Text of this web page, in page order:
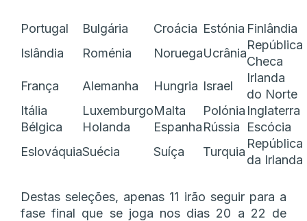
Portugal Bulgária Croácia Estónia Finlândia
Islândia
Roménia NoruegaUcrânia
República
Checa
França
Alemanha Hungria Israel
Irlanda
do Norte
Itália
LuxemburgoMalta Polónia Inglaterra
Bélgica
Holanda EspanhaRússia
Escócia
EslováquiaSuécia Suíça Turquia
República
da Irlanda
Destas seleções, apenas 11 irão seguir para a
fase final que se joga nos dias 20 a 22 de